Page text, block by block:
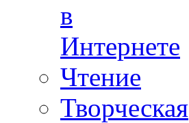
в
Интернете
Чтение
Творческая